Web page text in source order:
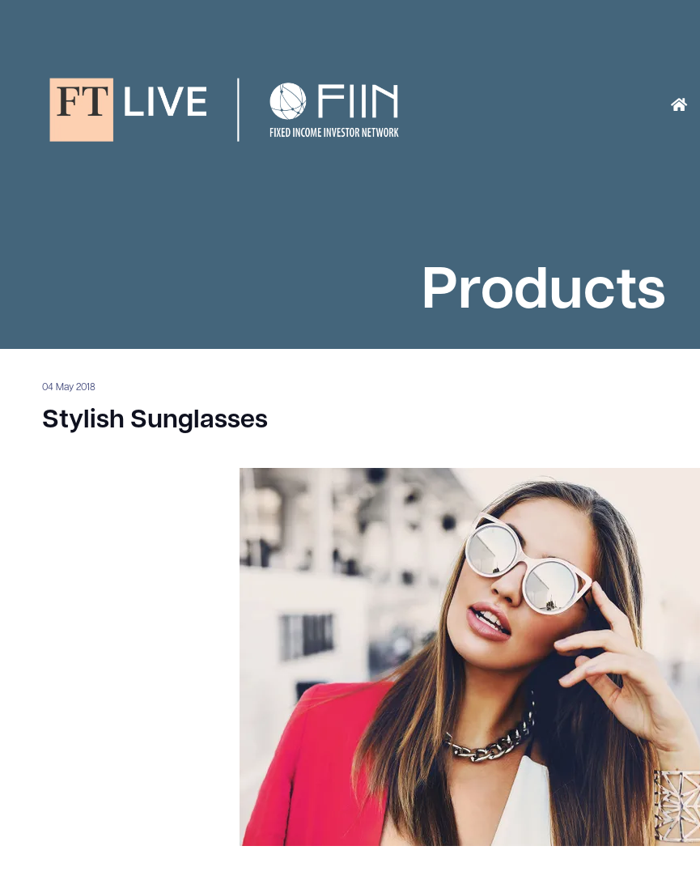
Products
04 May 2018
Stylish Sunglasses